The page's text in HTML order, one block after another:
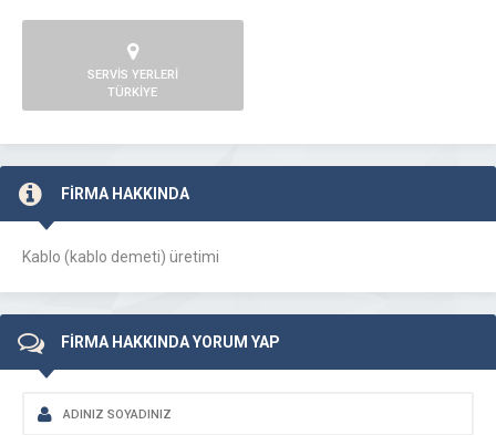
SERVİS YERLERİ
TÜRKİYE
FİRMA HAKKINDA
Kablo (kablo demeti) üretimi
FİRMA HAKKINDA YORUM YAP